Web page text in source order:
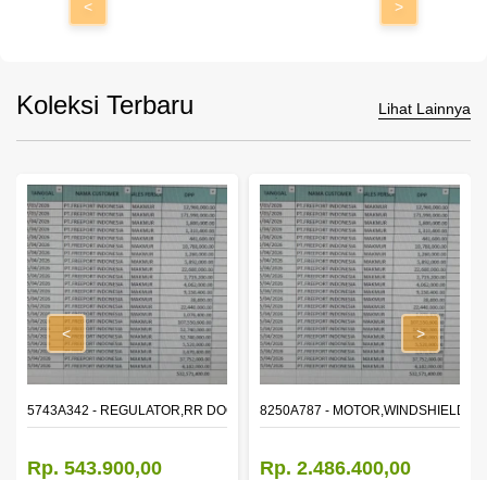
< >
Koleksi Terbaru Lihat Lainnya
WINDOW,LH
5743A342 - REGULATOR,RR DOOR WINDOW,RH
Rp. 543.900,00
8250A787 - MOTOR,WINDSHIELD
Rp. 2.486.400,00
< >